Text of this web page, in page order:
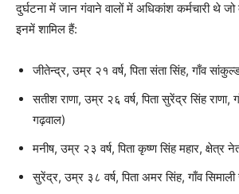
दुर्घटना में जान गंवाने वालों में अधिकांश कर्मचारी थे
इनमें शामिल हैं:
जीतेन्द्र, उम्र २१ वर्ष, पिता संता सिंह, गाँव
सतीश राणा, उम्र २६ वर्ष, पिता सुरेंद्र सिंह राणा,
गढ़वाल)
मनीष, उम्र २३ वर्ष, पिता कृष्ण सिंह महार, क्षेत्र
सुरेंद्र, उम्र ३८ वर्ष, पिता अमर सिंह, गाँव सिमाली